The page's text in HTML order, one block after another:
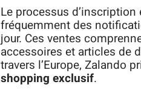
Le processus
fréquemment des
jour. Ces ventes
accessoires et articles de
travers l’Europe, Zalando
shopping exclusif.